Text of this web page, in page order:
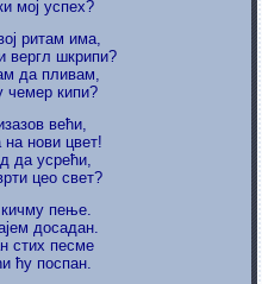
мој успех?
ритам има,
вергл шкрипи?
да пливам,
чемер кипи?
већи,
нови цвет!
да усрећи,
цео свет?
пење.
досадан.
стих песме
ћу поспан.